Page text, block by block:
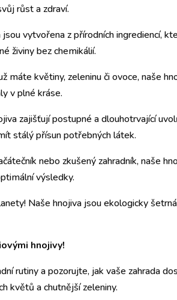
růst a zdraví.
jsou vytvořena z přírodních ingrediencí,
živiny bez chemikálií.
máte květiny, zeleninu či ovoce, naše
v plné kráse.
zajišťují postupné a dlouhotrvající
stálý přísun potřebných látek.
nebo zkušený zahradník, naše
výsledky.
Naše hnojiva jsou ekologicky
hnojivy!
rutiny a pozorujte, jak vaše zahrada
květů a chutnější zeleniny.